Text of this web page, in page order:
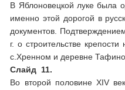
В Яблоновецкой луке была
именно этой дорогой в
документов.
г. о строительстве
с.Хренном и деревне Тафино
Слайд 11.
Во второй половине ХIV